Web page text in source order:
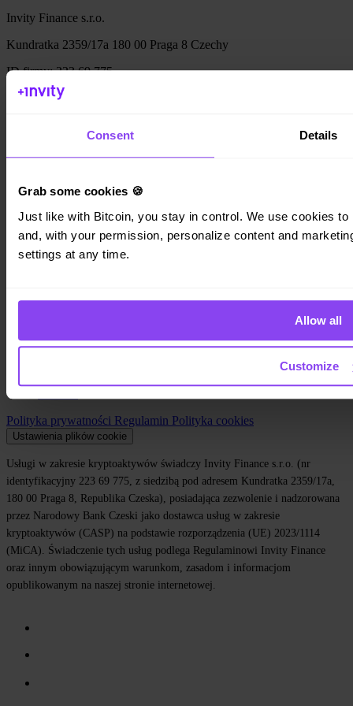
Consent Details
Grab some cookies 🍪
Just like with Bitcoin, you stay in control. We use cookies
and, with your permission, personalize content and
settings at any time.
Allow all
Customize
Invity Finance s.r.o.
Kundratka 2359/17a 180 00 Praga 8 Czechy
ID firmy: 223 69 775
Firmowe
Turbo Zakup
Zarabiaj Bitcoin
Private
Media
Polityka prywatności Regulamin Polityka cookies
Ustawienia plików cookie
Usługi w zakresie kryptoaktywów świadczy Invity Finance s.r.o. (nr
identyfikacyjny 223 69 775, z siedzibą pod adresem Kundratka 2359/17a,
180 00 Praga 8, Republika Czeska), posiadająca zezwolenie i nadzorowana
przez Narodowy Bank Czeski jako dostawca usług w zakresie
kryptoaktywów (CASP) na podstawie rozporządzenia (UE) 2023/1114
(MiCA). Świadczenie tych usług podlega Regulaminowi Invity Finance
oraz innym obowiązującym warunkom, zasadom i informacjom
opublikowanym na naszej stronie internetowej.